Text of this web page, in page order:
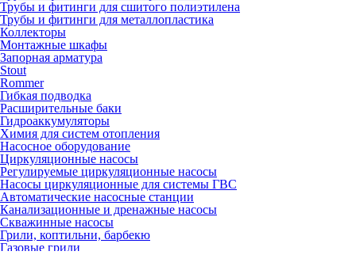
Трубы и фитинги для сшитого полиэтилена
Трубы и фитинги для металлопластика
Коллекторы
Монтажные шкафы
Запорная арматура
Stout
Rommer
Гибкая подводка
Расширительные баки
Гидроаккумуляторы
Химия для систем отопления
Насосное оборудование
Циркуляционные насосы
Регулируемые циркуляционные насосы
Насосы циркуляционные для системы ГВС
Автоматические насосные станции
Канализационные и дренажные насосы
Скважинные насосы
Грили, коптильни, барбекю
Газовые грили